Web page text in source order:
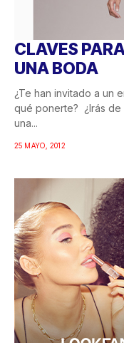
CLAVES
UNA BODA
¿Te han invitado a un
qué ponerte? ¿Irás
una...
25 MAYO, 2012